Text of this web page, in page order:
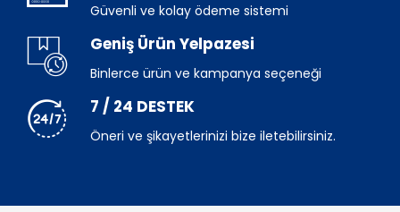
Güvenli ve kolay ödeme sistemi
Geniş Ürün Yelpazesi
Binlerce ürün ve kampanya seçeneği
7 / 24 DESTEK
Öneri ve şikayetlerinizi bize iletebilirsiniz.